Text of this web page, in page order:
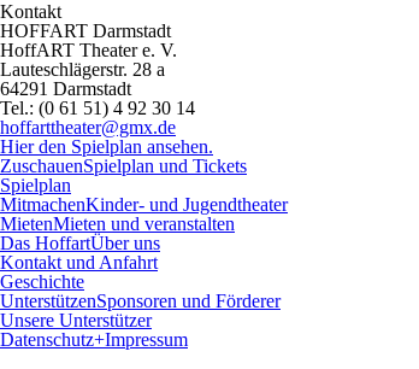
Kontakt
HOFFART Darmstadt
HoffART Theater e. V.
Lauteschlägerstr. 28 a
64291 Darmstadt
Tel.: (0 61 51) 4 92 30 14
hoffarttheater@gmx.de
Hier den Spielplan ansehen.
ZuschauenSpielplan und Tickets
Spielplan
MitmachenKinder- und Jugendtheater
MietenMieten und veranstalten
Das HoffartÜber uns
Kontakt und Anfahrt
Geschichte
UnterstützenSponsoren und Förderer
Unsere Unterstützer
Datenschutz+Impressum